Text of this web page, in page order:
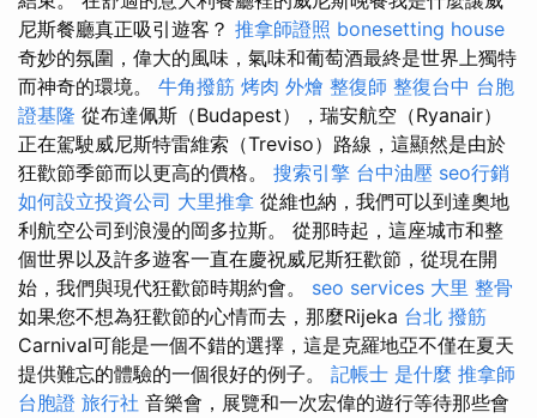
尼斯餐廳真正吸引遊客？ 推拿師證照 bonesetting house
奇妙的氛圍，偉大的風味，氣味和葡萄酒最終是世界上獨特
而神奇的環境。 牛角撥筋 烤肉 外燴 整復師 整復台中 台胞
證基隆 從布達佩斯（Budapest），瑞安航空（Ryanair）
正在駕駛威尼斯特雷維索（Treviso）路線，這顯然是由於
狂歡節季節而以更高的價格。 搜索引擎 台中油壓 seo行銷
如何設立投資公司 大里推拿 從維也納，我們可以到達奧地
利航空公司到浪漫的岡多拉斯。 從那時起，這座城市和整
個世界以及許多遊客一直在慶祝威尼斯狂歡節，從現在開
始，我們與現代狂歡節時期約會。 seo services 大里 整骨
如果您不想為狂歡節的心情而去，那麼Rijeka 台北 撥筋
Carnival可能是一個不錯的選擇，這是克羅地亞不僅在夏天
提供難忘的體驗的一個很好的例子。 記帳士 是什麼 推拿師
台胞證 旅行社 音樂會，展覽和一次宏偉的遊行等待那些會